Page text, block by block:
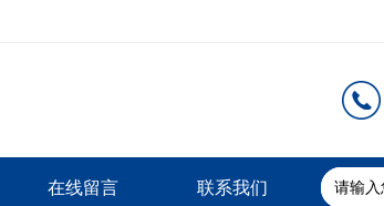
在线留言 联系我们